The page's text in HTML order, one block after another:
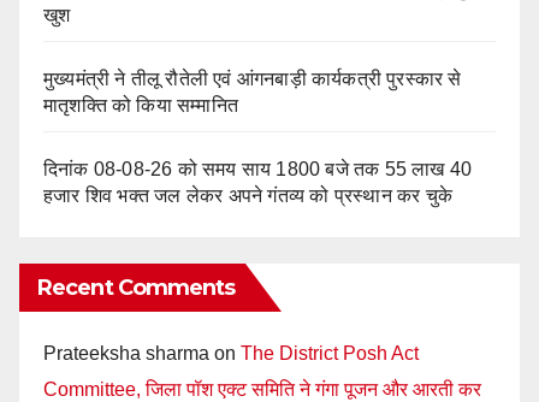
खुश
मुख्यमंत्री ने तीलू रौतेली एवं आंगनबाड़ी कार्यकत्री पुरस्कार से
मातृशक्ति को किया सम्मानित
दिनांक 08-08-26 को समय साय 1800 बजे तक 55 लाख 40
हजार शिव भक्त जल लेकर अपने गंतव्य को प्रस्थान कर चुके
Recent Comments
Prateeksha sharma on The District Posh Act
Committee, जिला पॉश एक्ट समिति ने गंगा पूजन और आरती कर